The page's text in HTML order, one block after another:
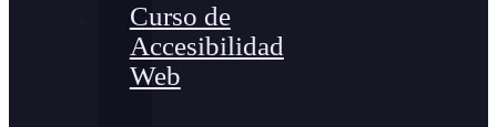
Curso de
Accesibilidad
Web